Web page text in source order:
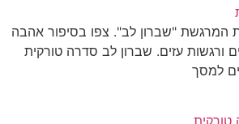
המרגשת "שברון לב". צפו בסיפור אהבה
ורגשות עזים. שברון לב סדרה טורקית
למסך